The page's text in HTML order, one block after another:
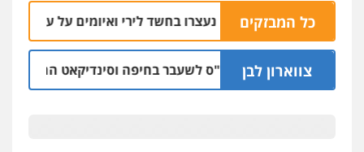
כל המבזקים
תל שבע: שניים נעצרו בחשד לירי ואיומים על עובדי חברת
צווארון לבן
כתב אישום: יו"ר ש"ס לשעבר בחיפה וסינדיקאט ההלוואות של